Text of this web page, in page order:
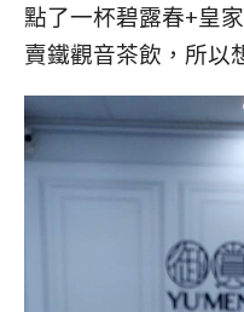
點了一杯碧露春+皇
賣鐵觀音茶飲，所以